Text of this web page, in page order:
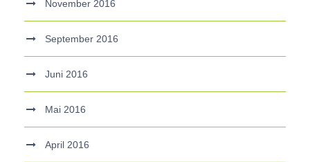
November 2016
September 2016
Juni 2016
Mai 2016
April 2016